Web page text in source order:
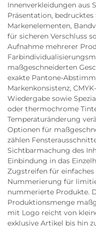
Innenverkleidungen aus
Präsentation,
Markenelementen,
für sicheren Verschluss
Aufnahme mehrerer
maßgeschneiderten
exakte Pantone-
Markenkonsistenz,
Wiedergabe sowie
oder thermochrome
Temperaturänderung
Optionen für
zählen
Sichtbarmachung des
Einbindung in das
Zugstreifen für
Nummerierung für
nummerierte Produkte.
Produktionsmenge
mit Logo reicht von
exklusive Artikel bis hin